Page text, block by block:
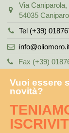
Via Caniparola,
54035
Tel (+39)
Fax (+39)
Vuoi essere
novità?